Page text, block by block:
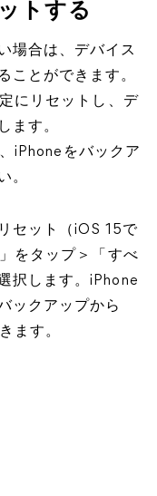
トする
場合は、デバイス
ことができます。
にリセットし、デ
ます。
iPhoneをバックア
。
セット（iOS 15で
をタップ＞「すべ
択します。iPhone
ックアップから
ます。